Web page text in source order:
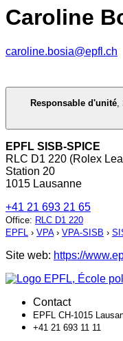
Caroline
caroline.bosia@epfl.ch
Responsable d'unité,
EPFL SISB-SPICE
RLC D1 220 (Rolex
Station 20
1015 Lausanne
+41 21 693 21 65
Office: RLC D1 220
EPFL › VPA› VPA-SISB ›
Site web: https://
Contact
EPFL CH-1015
+41 21 693 11 11